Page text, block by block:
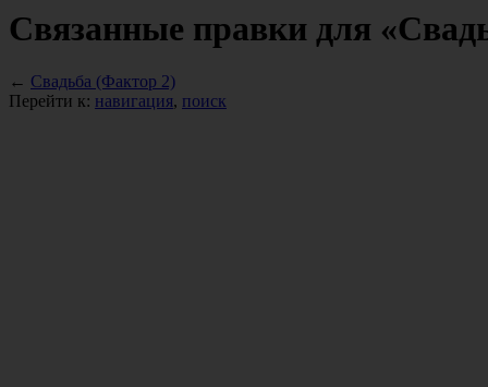
Связанные правки для
← Свадьба (Фактор 2)
Перейти к: навигация, поиск